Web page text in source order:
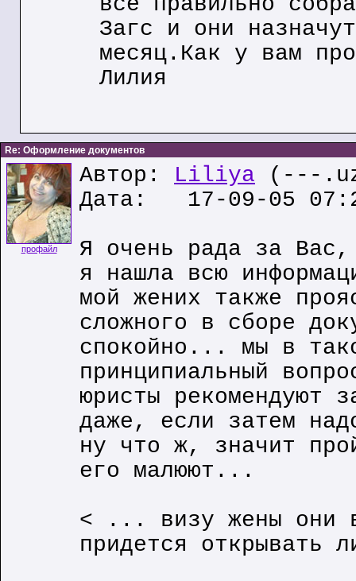
Загс и они
месяц.Как у вам
Лилия
Re: Оформление документов
профайл
Автор: Liliya (---
Дата: 17-09-05
Я очень рада за
я нашла всю
мой жених также
сложного в сборе
спокойно... мы в
принципиальный
юристы рекомендуют
даже, если затем
ну что ж, значит
его малюют...
< ... визу жены они
придется открывать